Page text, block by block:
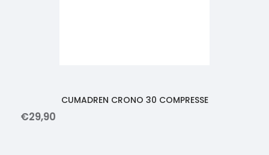
CUMADREN CRONO 30 COMPRESSE
€29,90